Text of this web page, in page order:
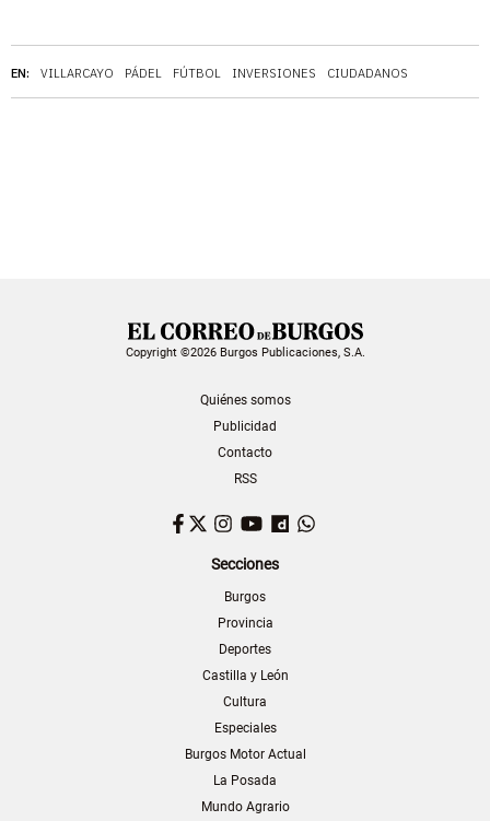
EN: VILLARCAYO PÁDEL FÚTBOL INVERSIONES CIUDADANOS
Copyright ©2026 Burgos Publicaciones, S.A.
Quiénes somos
Publicidad
Contacto
RSS
Facebook
TwitterInstagram
YouTubeDailymotion
Secciones
Burgos
Provincia
Deportes
Castilla y León
Cultura
Especiales
Burgos Motor Actual
La Posada
Mundo Agrario